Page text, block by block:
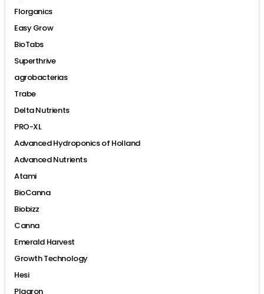
Florganics
Easy Grow
BioTabs
Superthrive
agrobacterias
Trabe
Delta Nutrients
PRO-XL
Advanced Hydroponics of Holland
Advanced Nutrients
Atami
BioCanna
Biobizz
Canna
Emerald Harvest
Growth Technology
Hesi
Plagron